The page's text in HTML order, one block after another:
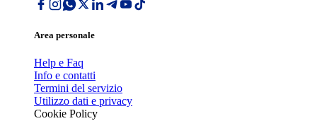
Area personale
Help e Faq
Info e contatti
Termini del servizio
Utilizzo dati e privacy
Cookie Policy